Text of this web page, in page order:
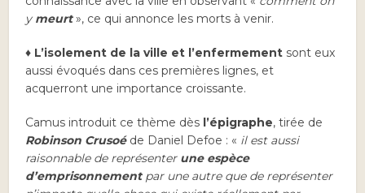
y meurt », ce qui annonce les morts à venir.
♦ L’isolement de la ville et l’enfermement sont eux
aussi évoqués dans ces premières lignes, et
acquerront une importance croissante.
Camus introduit ce thème dès l’épigraphe, tirée de
Robinson Crusoéde Daniel Defoe : « il est aussi
raisonnable de représenter une espèce
d’emprisonnementpar une autre que de représenter